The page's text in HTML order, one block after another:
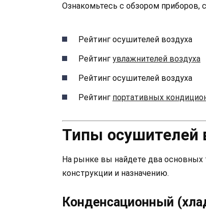
Ознакомьтесь с обзором приборов,
Рейтинг осушителей воздуха
Рейтинг увлажнителей воздуха
Рейтинг осушителей воздуха
Рейтинг портативных
Типы осушителей
На рынке вы найдете два основных
конструкции и назначению.
Конденсационный